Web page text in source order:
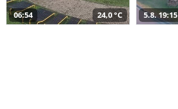
06:54 24,0 °C 5.8. 19:15